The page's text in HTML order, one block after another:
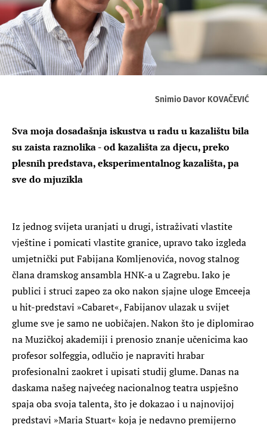
Snimio Davor KOVAČEVIĆ
Sva moja dosadašnja iskustva u radu u kazalištu bila
su zaista raznolika - od kazališta za djecu, preko
plesnih predstava, eksperimentalnog kazališta, pa
sve do mjuzikla
Iz jednog svijeta uranjati u drugi, istraživati vlastite
vještine i pomicati vlastite granice, upravo tako izgleda
umjetnički put Fabijana Komljenovića, novog stalnog
člana dramskog ansambla HNK-a u Zagrebu. Iako je
publici i struci zapeo za oko nakon sjajne uloge Emceeja
u hit-predstavi »Cabaret«, Fabijanov ulazak u svijet
glume sve je samo ne uobičajen. Nakon što je diplomirao
na Muzičkoj akademiji i prenosio znanje učenicima kao
profesor solfeggia, odlučio je napraviti hrabar
profesionalni zaokret i upisati studij glume. Danas na
daskama našeg najvećeg nacionalnog teatra uspješno
spaja oba svoja talenta, što je dokazao i u najnovijoj
predstavi »Maria Stuart« koja je nedavno premijerno